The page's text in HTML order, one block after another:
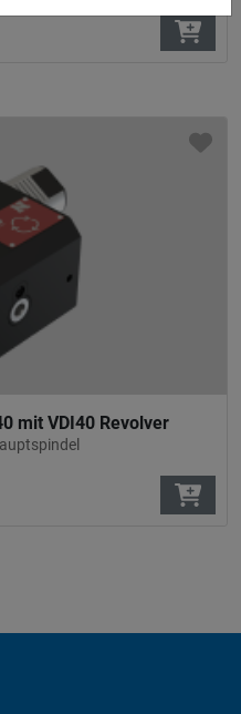
mit VDI40 Revolver